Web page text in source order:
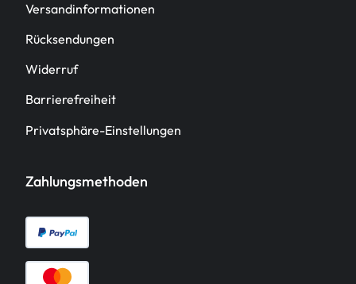
Versandinformationen
Rücksendungen
Widerruf
Barrierefreiheit
Privatsphäre-Einstellungen
Zahlungsmethoden